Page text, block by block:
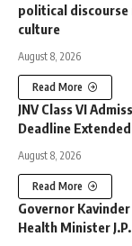
political discourse
culture
August 8, 2026
Read More
JNV Class VI
Deadline
August 8, 2026
Read More
Governor
Health Minister